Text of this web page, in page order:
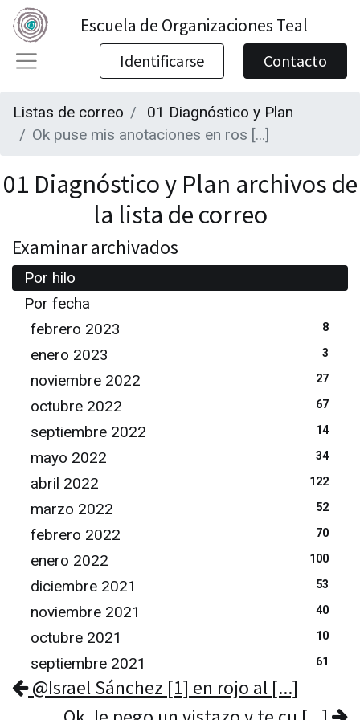
Escuela de Organizaciones Teal
Identificarse Contacto
Listas de correo
01 Diagnóstico y Plan
Ok puse mis anotaciones en ros [...]
01 Diagnóstico y Plan archivos de
la lista de correo
Examinar archivados
Por hilo
Por fecha
febrero 2023
8
enero 2023 3
noviembre 2022 27
octubre 2022 67
septiembre 2022 14
mayo 2022 34
abril 2022 122
marzo 2022 52
febrero 2022 70
enero 2022 100
diciembre 2021 53
noviembre 2021 40
octubre 2021 10
septiembre 2021 61
@Israel Sánchez [1] en rojo al [...]